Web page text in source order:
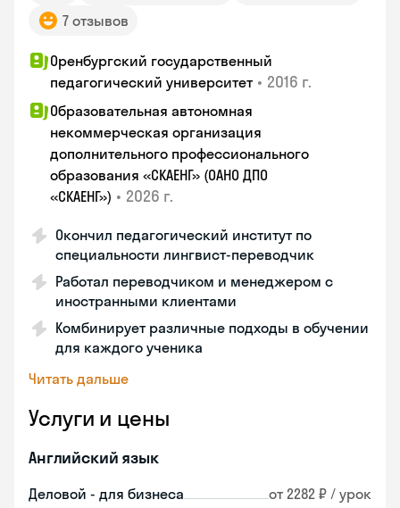
7 отзывов
Оренбургский государственный
педагогический университет • 2016 г.
Образовательная автономная
некоммерческая организация
дополнительного профессионального
образования «СКАЕНГ» (ОАНО ДПО
«СКАЕНГ») • 2026 г.
Окончил педагогический институт по
специальности лингвист-переводчик
Работал переводчиком и менеджером с
иностранными клиентами
Комбинирует различные подходы в обучении
для каждого ученика
Читать дальше
Услуги и цены
Английский язык
Деловой - для бизнеса от 2282 ₽ / урок